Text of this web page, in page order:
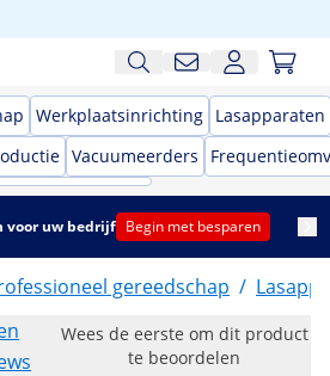
Werkplaatsinrichting Lasapparaten
Vacuumeerders
voor uw bedrijf Begin met besparen
gereedschap /
Wees de eerste om dit product
te beoordelen